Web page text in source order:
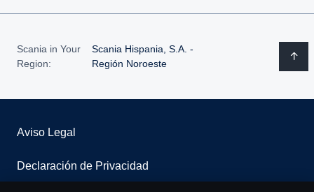
Scania in Your
Region:
Scania Hispania, S.A. -
Región Noroeste
Aviso Legal
Declaración de Privacidad